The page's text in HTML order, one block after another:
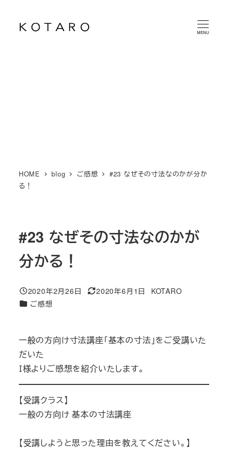
MENU
HOME blog ご感想
#23 なぜその寸法なのかが分か
る！
#23 なぜその寸法なのかが
分かる！
投稿日
2020年2月26日
更新日
2020年6月1日
著
KOTARO
カテゴリー
ご感想
一般の方向け寸法講座「基本の寸法」をご受講いた
だいた
Ｉ様よりご感想を紹介いたします。
【受講クラス】
一般の方向け 基本の寸法講座
【受講しようと思った理由を教えてください。】